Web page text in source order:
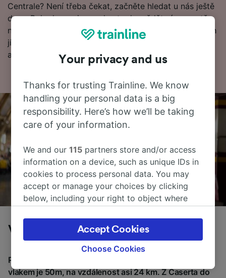
Centrale? Není třeba čekat, začněte hledat u nás ještě
dnes. Pokud se nejprve chcete dozvědět víc o cestě,
níže najdete naše jízdní řády, tipy na rezervaci levných
jízdenek a naše často kladené otázky, včetně prvních
a posledních odjezdů vlaků.
Vlaky z Caserta do Napoli Centrale
Průměrná doba cestování z Caserta do Napoli Centrale
vlakem je 50m, na vzdálenost asi 24 km. Z Caserta do
Your privacy and us
Thanks for trusting Trainline. We know
handling your personal data is a big
responsibility. Here’s how we’ll be taking
care of your information.
We and our115 partners store and/or access
information on a device, such as unique IDs in
cookies to process personal data. You may
accept or manage your choices by clicking
below, including your right to object where
the privacy policy page. These choices will be
signaled to our partners and will not affect
browsing data. Your data will not be used for
track you.
Choose Cookies
Accept Cookies